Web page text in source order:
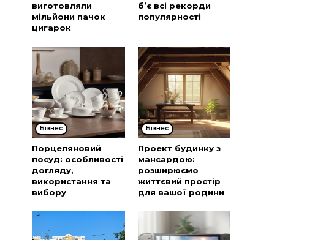
виготовляли
мільйони пачок
цигарок
б’є всі рекорди
популярності
Бізнес
Порцеляновий
посуд: особливості
догляду,
використання та
вибору
Бізнес
Проект будинку з
мансардою:
розширюємо
життєвий простір
для вашої родини